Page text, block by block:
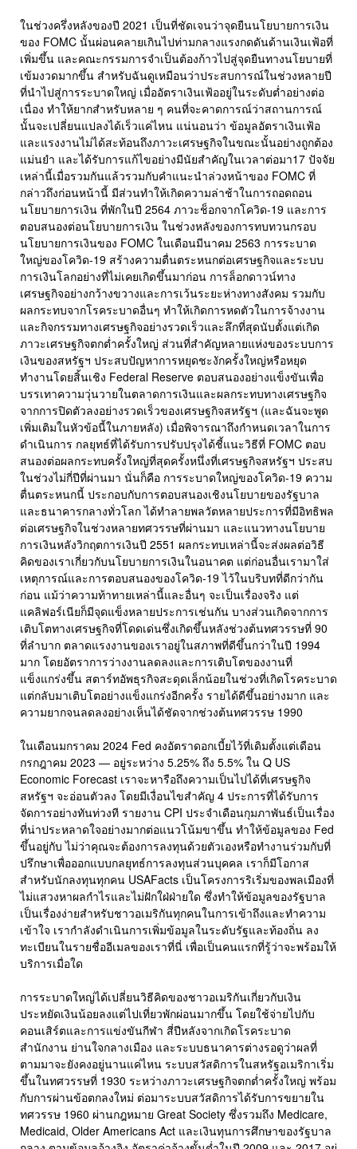
ในช่วงครึ่งหลังของปี 2021 เป็นที่ชัดเจนว่าจุดยืนนโยบายการเงิน
ของ FOMC นั้นผ่อนคลายเกินไปท่ามกลางแรงกดดันด้านเงินเฟ้อที่
เพิ่มขึ้น และคณะกรรมการจำเป็นต้องก้าวไปสู่จุดยืนทางนโยบายที่
เข้มงวดมากขึ้น สำหรับฉันดูเหมือนว่าประสบการณ์ในช่วงหลายปี
ที่นำไปสู่การระบาดใหญ่ เมื่ออัตราเงินเฟ้ออยู่ในระดับต่ำอย่างต่อ
เนื่อง ทำให้ยากสำหรับหลาย ๆ คนที่จะคาดการณ์ว่าสถานการณ์
นั้นจะเปลี่ยนแปลงได้เร็วแค่ไหน แน่นอนว่า ข้อมูลอัตราเงินเฟ้อ
และแรงงานไม่ได้สะท้อนถึงภาวะเศรษฐกิจในขณะนั้นอย่างถูกต้อง
แม่นยำ และได้รับการแก้ไขอย่างมีนัยสำคัญในเวลาต่อมา17 ปัจจัย
เหล่านี้เมื่อรวมกันแล้วรวมกับคำแนะนำล่วงหน้าของ FOMC ที่
กล่าวถึงก่อนหน้านี้ มีส่วนทำให้เกิดความล่าช้าในการถอดถอน
นโยบายการเงิน ที่พักในปี 2564 ภาวะช็อกจากโควิด-19 และการ
ตอบสนองต่อนโยบายการเงิน ในช่วงหลังของการทบทวนกรอบ
นโยบายการเงินของ FOMC ในเดือนมีนาคม 2563 การระบาด
ใหญ่ของโควิด-19 สร้างความตื่นตระหนกต่อเศรษฐกิจและระบบ
การเงินโลกอย่างที่ไม่เคยเกิดขึ้นมาก่อน การล็อกดาวน์ทาง
เศรษฐกิจอย่างกว้างขวางและการเว้นระยะห่างทางสังคม รวมกับ
ผลกระทบจากโรคระบาดอื่นๆ ทำให้เกิดการหดตัวในการจ้างงาน
และกิจกรรมทางเศรษฐกิจอย่างรวดเร็วและลึกที่สุดนับตั้งแต่เกิด
ภาวะเศรษฐกิจตกต่ำครั้งใหญ่ ส่วนที่สำคัญหลายแห่งของระบบการ
เงินของสหรัฐฯ ประสบปัญหาการหยุดชะงักครั้งใหญ่หรือหยุด
ทำงานโดยสิ้นเชิง Federal Reserve ตอบสนองอย่างแข็งขันเพื่อ
บรรเทาความวุ่นวายในตลาดการเงินและผลกระทบทางเศรษฐกิจ
จากการปิดตัวลงอย่างรวดเร็วของเศรษฐกิจสหรัฐฯ (และฉันจะพูด
เพิ่มเติมในหัวข้อนี้ในภายหลัง) เมื่อพิจารณาถึงกำหนดเวลาในการ
ดำเนินการ กลยุทธ์ที่ได้รับการปรับปรุงได้ชี้แนะวิธีที่ FOMC ตอบ
สนองต่อผลกระทบครั้งใหญ่ที่สุดครั้งหนึ่งที่เศรษฐกิจสหรัฐฯ ประสบ
ในช่วงไม่กี่ปีที่ผ่านมา นั่นก็คือ การระบาดใหญ่ของโควิด-19 ความ
ตื่นตระหนกนี้ ประกอบกับการตอบสนองเชิงนโยบายของรัฐบาล
และธนาคารกลางทั่วโลก ได้ทำลายพลวัตหลายประการที่มีอิทธิพล
ต่อเศรษฐกิจในช่วงหลายทศวรรษที่ผ่านมา และแนวทางนโยบาย
การเงินหลังวิกฤตการเงินปี 2551 ผลกระทบเหล่านี้จะส่งผลต่อวิธี
คิดของเราเกี่ยวกับนโยบายการเงินในอนาคต แต่ก่อนอื่นเรามาใส่
เหตุการณ์และการตอบสนองของโควิด-19 ไว้ในบริบทที่ดีกว่ากัน
ก่อน แม้ว่าความท้าทายเหล่านี้และอื่นๆ จะเป็นเรื่องจริง แต่
แคลิฟอร์เนียก็มีจุดแข็งหลายประการเช่นกัน บางส่วนเกิดจากการ
เติบโตทางเศรษฐกิจที่โดดเด่นซึ่งเกิดขึ้นหลังช่วงต้นทศวรรษที่ 90
ที่ลำบาก ตลาดแรงงานของเราอยู่ในสภาพที่ดีขึ้นกว่าในปี 1994
มาก โดยอัตราการว่างงานลดลงและการเติบโตของงานที่
แข็งแกร่งขึ้น สตาร์ทอัพธุรกิจสะดุดเล็กน้อยในช่วงที่เกิดโรคระบาด
แต่กลับมาเติบโตอย่างแข็งแกร่งอีกครั้ง รายได้ดีขึ้นอย่างมาก และ
ความยากจนลดลงอย่างเห็นได้ชัดจากช่วงต้นทศวรรษ 1990
ในเดือนมกราคม 2024 Fed คงอัตราดอกเบี้ยไว้ที่เดิมตั้งแต่เดือน
กรกฎาคม 2023 — อยู่ระหว่าง 5.25% ถึง 5.5% ใน Q US
Economic Forecast เราจะหารือถึงความเป็นไปได้ที่เศรษฐกิจ
สหรัฐฯ จะอ่อนตัวลง โดยมีเงื่อนไขสำคัญ 4 ประการที่ได้รับการ
จัดการอย่างทันท่วงที รายงาน CPI ประจำเดือนกุมภาพันธ์เป็นเรื่อง
ที่น่าประหลาดใจอย่างมากต่อแนวโน้มขาขึ้น ทำให้ข้อมูลของ Fed
ขึ้นอยู่กับ ไม่ว่าคุณจะต้องการลงทุนด้วยตัวเองหรือทำงานร่วมกับที่
ปรึกษาเพื่อออกแบบกลยุทธ์การลงทุนส่วนบุคคล เราก็มีโอกาส
สำหรับนักลงทุนทุกคน USAFacts เป็นโครงการริเริ่มของพลเมืองที่
ไม่แสวงหาผลกำไรและไม่ฝักใฝ่ฝ่ายใด ซึ่งทำให้ข้อมูลของรัฐบาล
เป็นเรื่องง่ายสำหรับชาวอเมริกันทุกคนในการเข้าถึงและทำความ
เข้าใจ เรากำลังดำเนินการเพิ่มข้อมูลในระดับรัฐและท้องถิ่น ลง
ทะเบียนในรายชื่ออีเมลของเราที่นี่ เพื่อเป็นคนแรกที่รู้ว่าจะพร้อมให้
บริการเมื่อใด
การระบาดใหญ่ได้เปลี่ยนวิธีคิดของชาวอเมริกันเกี่ยวกับเงิน
ประหยัดเงินน้อยลงแต่ไปเที่ยวพักผ่อนมากขึ้น โดยใช้จ่ายไปกับ
คอนเสิร์ตและการแข่งขันกีฬา สี่ปีหลังจากเกิดโรคระบาด
สำนักงาน ย่านใจกลางเมือง และระบบธนาคารต่างรอดูว่าผลที่
ตามมาจะยังคงอยู่นานแค่ไหน ระบบสวัสดิการในสหรัฐอเมริกาเริ่ม
ขึ้นในทศวรรษที่ 1930 ระหว่างภาวะเศรษฐกิจตกต่ำครั้งใหญ่ พร้อม
กับการผ่านข้อตกลงใหม่ ต่อมาระบบสวัสดิการได้รับการขยายใน
ทศวรรษ 1960 ผ่านกฎหมาย Great Society ซึ่งรวมถึง Medicare,
Medicaid, Older Americans Act และเงินทุนการศึกษาของรัฐบาล